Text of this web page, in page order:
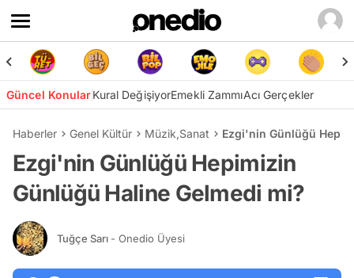
Güncel KonularKural DeğişiyorEmekli ZammıAcı Gerçekler
Haberler Genel Kültür Müzik,Sanat Ezgi'nin Günlüğü
Ezgi'nin Günlüğü Hepimizin
Günlüğü Haline Gelmedi mi?
Tuğçe Sarı - Onedio Üyesi